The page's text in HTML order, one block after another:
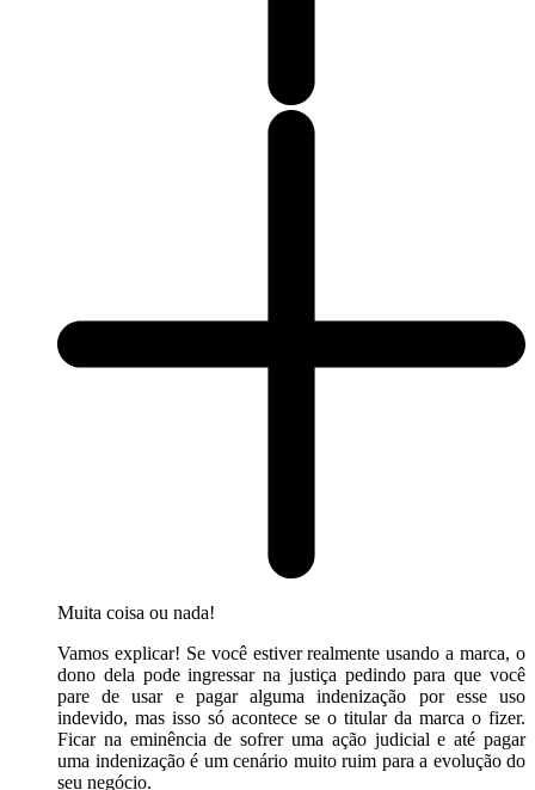
Muita coisa ou nada!
Vamos explicar! Se você estiver realmente usando a marca, o
dono dela pode ingressar na justiça pedindo para que você
pare de usar e pagar alguma indenização por esse uso
indevido, mas isso só acontece se o titular da marca o fizer.
Ficar na eminência de sofrer uma ação judicial e até pagar
uma indenização é um cenário muito ruim para a evolução do
seu negócio.